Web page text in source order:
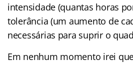
intensidade (quantas horas
tolerância (um aumento de
necessárias para suprir o
Em nenhum momento irei